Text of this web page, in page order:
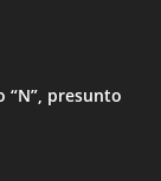
“N”, presunto